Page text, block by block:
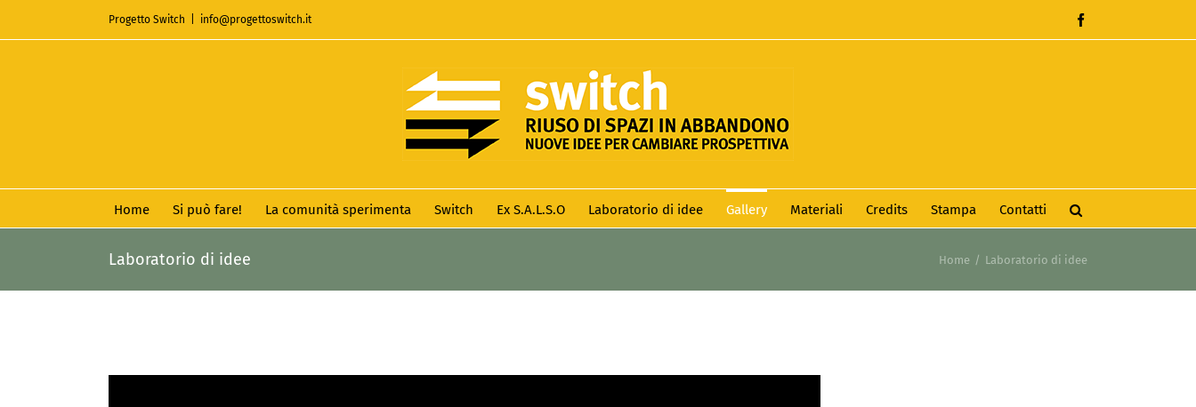
Progetto Switch info@progettoswitch.it
Home Si può fare! La comunità sperimenta Switch Ex S.A.L.S.O Laboratorio di idee Gallery Materiali Credits Stampa Contatti
Laboratorio di idee Home Laboratorio di idee